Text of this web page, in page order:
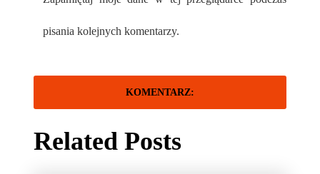
pisania kolejnych komentarzy.
Related Posts